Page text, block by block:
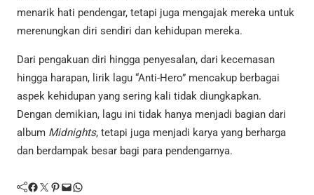
menarik hati pendengar, tetapi juga mengajak mereka untuk
merenungkan diri sendiri dan kehidupan mereka.
Dari pengakuan diri hingga penyesalan, dari kecemasan
hingga harapan, lirik lagu “Anti-Hero” mencakup berbagai
aspek kehidupan yang sering kali tidak diungkapkan.
Dengan demikian, lagu ini tidak hanya menjadi bagian dari
album Midnights, tetapi juga menjadi karya yang berharga
dan berdampak besar bagi para pendengarnya.
Facebook Twitter Pinterest Mail WhatsApp